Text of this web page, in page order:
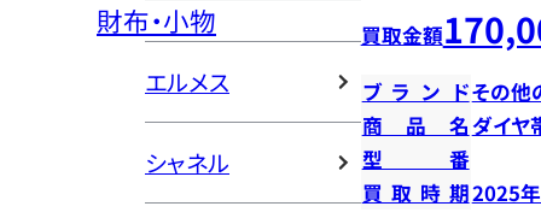
財布・小物
エルメス
シャネル
買取金額
ブランドその他
商品名ダイヤ
型番
買取時期2025